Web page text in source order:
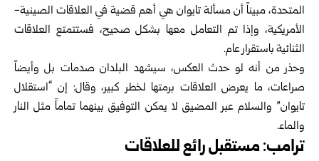
المتحدة، مبيناً أن مسألة تايوان هي أهم قضية في العلاقات الصينية-
الأمريكية، وإذا تم التعامل معها بشكل صحيح، فستتمتع العلاقات
الثنائية باستقرار عام.
وحذر من أنه لو حدث العكس، سيشهد البلدان صدمات بل وأيضاً
صراعات، ما يعرض العلاقات برمتها لخطر كبير، وقال: إن “استقلال
تايوان” والسلام عبر المضيق لا يمكن التوفيق بينهما تماماً مثل النار
والماء.
ترامب: مستقبل رائع للعلاقات